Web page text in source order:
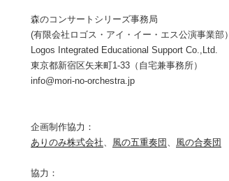
森のコンサートシリーズ事務局
(有限会社ロゴス・アイ・イー・エス公演事業部）
Logos Integrated Educational Support Co.,Ltd.
東京都新宿区矢来町1-33（自宅兼事務所）
info@mori-no-orchestra.jp
企画制作協力：
ありのみ株式会社、 風の五重奏団 、 風の合奏団
協力：